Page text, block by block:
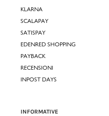
KLARNA
SCALAPAY
SATISPAY
EDENRED SHOPPING
PAYBACK
RECENSIONI
INPOST DAYS
INFORMATIVE